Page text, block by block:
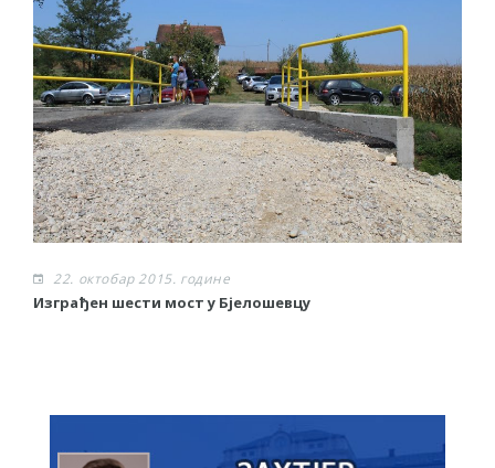
22. октобар 2015. године
Изграђен шести мост у Бјелошевцу